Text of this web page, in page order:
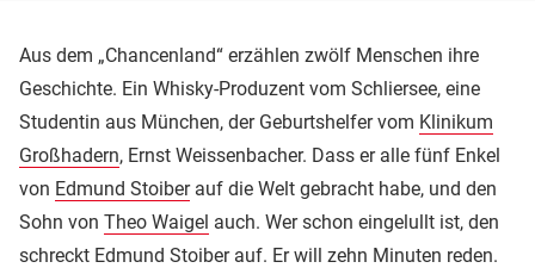
Aus dem „Chancenland“ erzählen zwölf Menschen ihre
Geschichte. Ein Whisky-Produzent vom Schliersee, eine
Studentin aus München, der Geburtshelfer vom Klinikum
Großhadern, Ernst Weissenbacher. Dass er alle fünf Enkel
von Edmund Stoiberauf die Welt gebracht habe, und den
Sohn von Theo Waigel auch. Wer schon eingelullt ist, den
schreckt Edmund Stoiber auf. Er will zehn Minuten reden.